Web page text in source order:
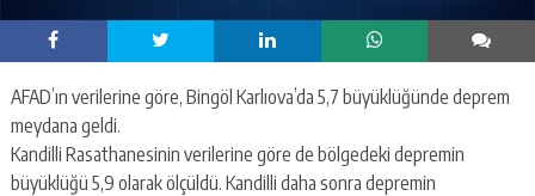
AFAD’ın verilerine göre, Bingöl Karlıova’da 5,7 büyüklüğünde deprem
meydana geldi.
Kandilli Rasathanesinin verilerine göre de bölgedeki depremin
büyüklüğü 5,9 olarak ölçüldü. Kandilli daha sonra depremin